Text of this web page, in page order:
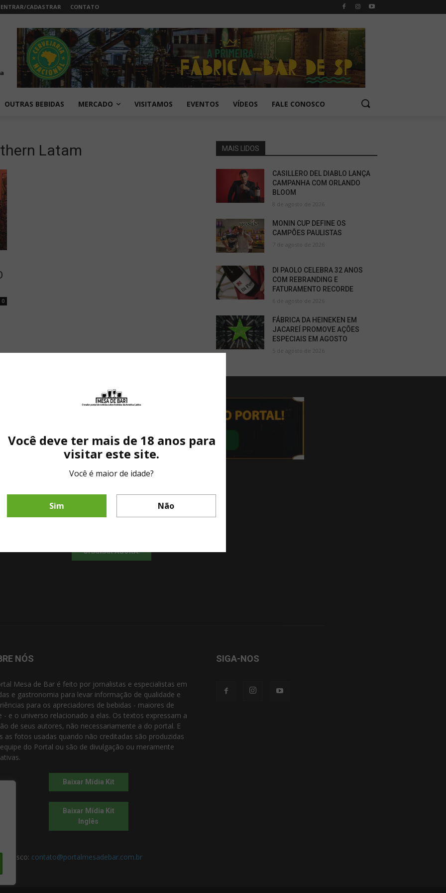
ENTRAR/CADASTRAR CONTATO
OUTRAS BEBIDAS MERCADO VISITAMOS EVENTOS VÍDEOS FALE CONOSCO
Latam
0
MAIS LIDOS
CASILLERO DEL DIABLO LANÇA
CAMPANHA COM ORLANDO
BLOOM
8 de agosto de 2026
MONIN CUP DEFINE OS
CAMPÕES PAULISTAS
7 de agosto de 2026
DI PAOLO CELEBRA 32 ANOS
COM REBRANDING E
FATURAMENTO RECORDE
6 de agosto de 2026
FÁBRICA DA HEINEKEN EM
JACAREÍ PROMOVE AÇÕES
ESPECIAIS EM AGOSTO
5 de agosto de 2026
Fale diretamente com nosso representante comercial por whatsapp.
CHAMAR AGORA!
Você deve ter mais de 18 anos para
visitar este site.
Você é maior de idade?
Sim Não
NÓS
Mesa de Bar é feito por jornalistas e especialistas em
e gastronomia para levar informação de qualidade e
para os apreciadores de bebidas - maiores de
- e o universo relacionado a elas. Os textos expressam a
de seus autores, não necessariamente a do portal. E
as fotos usadas quando não creditadas são produzidas
do Portal ou são de divulgação ou meramente
Baixar Mídia Kit
Baixar Mídia Kit
Inglês
contato@portalmesadebar.com.br
SIGA-NOS